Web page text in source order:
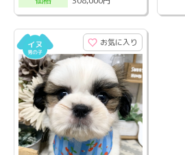
お気に入り